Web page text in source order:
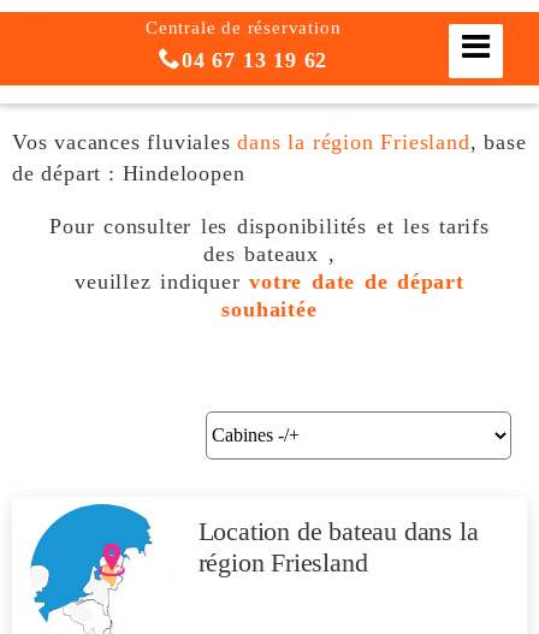
Centrale de réservation
04 67 13 19 62
Vos vacances fluvialesdans la région Friesland, base
de départ : Hindeloopen
Pour consulter les disponibilités et les tarifs
des bateaux ,
veuillez indiquervotre date de départ
souhaitée
Location de bateau dans la
région Friesland